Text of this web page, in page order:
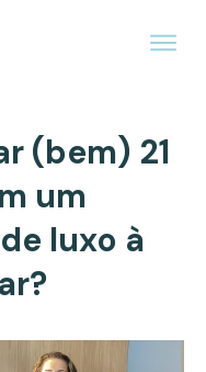
(bem) 21
um
luxo à